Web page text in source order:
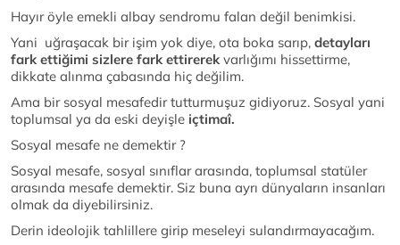
Hayır öyle emekli albay sendromu falan değil benimkisi.
Yani uğraşacak bir işim yok diye, ota boka sarıp, detayları
fark ettiğimi sizlere fark ettirerekvarlığımı hissettirme,
dikkate alınma çabasında hiç değilim.
Ama bir sosyal mesafedir tutturmuşuz gidiyoruz. Sosyal yani
toplumsal ya da eski deyişle içtimaî.
Sosyal mesafe ne demektir ?
Sosyal mesafe, sosyal sınıflar arasında, toplumsal statüler
arasında mesafe demektir. Siz buna ayrı dünyaların insanları
olmak da diyebilirsiniz.
Derin ideolojik tahlillere girip meseleyi sulandırmayacağım.